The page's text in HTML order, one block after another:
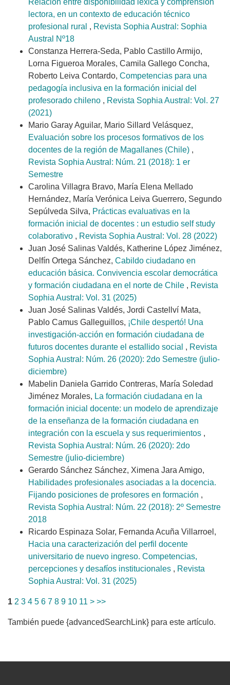
Relación entre disponibilidad léxica y comprensión
lectora, en un contexto de educación técnico
profesional rural , Revista Sophia Austral: Sophia
Austral Nº18
Constanza Herrera-Seda, Pablo Castillo Armijo,
Lorna Figueroa Morales, Camila Gallego Concha,
Roberto Leiva Contardo, Competencias para una
pedagogía inclusiva en la formación inicial del
profesorado chileno , Revista Sophia Austral: Vol. 27
(2021)
Mario Garay Aguilar, Mario Sillard Velásquez,
Evaluación sobre los procesos formativos de los
docentes de la región de Magallanes (Chile) ,
Revista Sophia Austral: Núm. 21 (2018): 1 er
Semestre
Carolina Villagra Bravo, María Elena Mellado
Hernández, María Verónica Leiva Guerrero, Segundo
Sepúlveda Silva, Prácticas evaluativas en la
formación inicial de docentes : un estudio self study
colaborativo , Revista Sophia Austral: Vol. 28 (2022)
Juan José Salinas Valdés, Katherine López Jiménez,
Delfín Ortega Sánchez, Cabildo ciudadano en
educación básica. Convivencia escolar democrática
y formación ciudadana en el norte de Chile , Revista
Sophia Austral: Vol. 31 (2025)
Juan José Salinas Valdés, Jordi Castellví Mata,
Pablo Camus Galleguillos, ¡Chile despertó! Una
investigación-acción en formación ciudadana de
futuros docentes durante el estallido social , Revista
Sophia Austral: Núm. 26 (2020): 2do Semestre (julio-
diciembre)
Mabelin Daniela Garrido Contreras, María Soledad
Jiménez Morales, La formación ciudadana en la
formación inicial docente: un modelo de aprendizaje
de la enseñanza de la formación ciudadana en
integración con la escuela y sus requerimientos ,
Revista Sophia Austral: Núm. 26 (2020): 2do
Semestre (julio-diciembre)
Gerardo Sánchez Sánchez, Ximena Jara Amigo,
Habilidades profesionales asociadas a la docencia.
Fijando posiciones de profesores en formación ,
Revista Sophia Austral: Núm. 22 (2018): 2º Semestre
2018
Ricardo Espinaza Solar, Fernanda Acuña Villarroel,
Hacia una caracterización del perfil docente
universitario de nuevo ingreso. Competencias,
percepciones y desafíos institucionales , Revista
Sophia Austral: Vol. 31 (2025)
1 2 3 4 5 6 7 8 9 10 11 > >>
También puede {advancedSearchLink} para este artículo.